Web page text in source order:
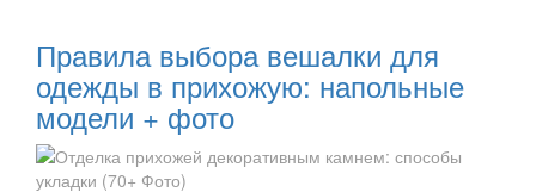
Правила выбора вешалки для
одежды в прихожую: напольные
модели + фото